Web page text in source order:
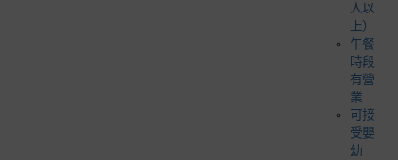
人以
上）
午餐
時段
有營
業
可接
受嬰
幼